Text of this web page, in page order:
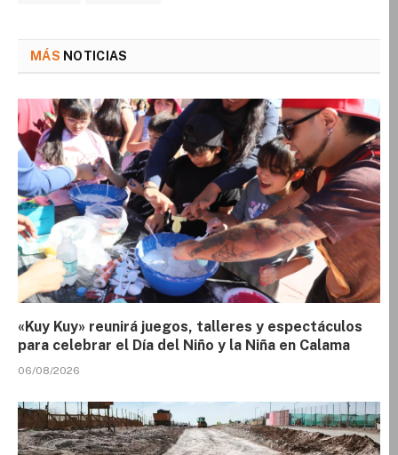
MÁS NOTICIAS
«Kuy Kuy» reunirá juegos, talleres y espectáculos
para celebrar el Día del Niño y la Niña en Calama
06/08/2026